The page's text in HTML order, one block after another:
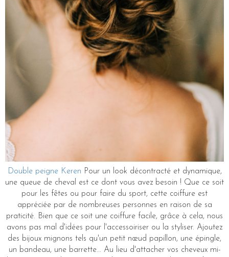
Double peigne Keren Pour un look décontracté et dynamique,
une queue de cheval est ce dont vous avez besoin ! Que ce soit
pour les fêtes ou pour faire du sport, cette coiffure est
appréciée par de nombreuses personnes en raison de sa
praticité. Bien que ce soit une coiffure facile, grâce à cela, nous
avons pas mal d'idées pour l'accessoiriser ou la styliser. Ajoutez
des bijoux mignons tels qu'un petit nœud papillon, une épingle,
un bandeau, une barrette... Au lieu d'attacher vos cheveux mi-